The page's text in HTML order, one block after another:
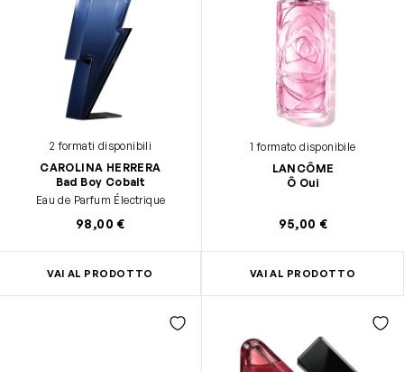
2 formati disponibili
CAROLINA HERRERA
Bad Boy Cobalt
Eau de Parfum Électrique
98,00 €
VAI AL PRODOTTO
1 formato disponibile
LANCÔME
Ô Oui
95,00 €
VAI AL PRODOTTO